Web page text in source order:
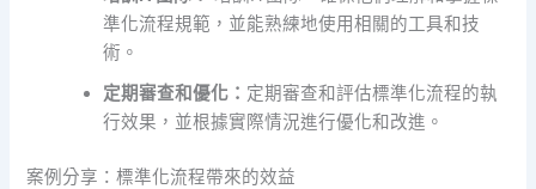
準化流程規範，並能熟練地使用相關的工具和技
術。
定期審查和優化： 定期審查和評估標準化流程的執
行效果，並根據實際情況進行優化和改進。
案例分享：標準化流程帶來的效益